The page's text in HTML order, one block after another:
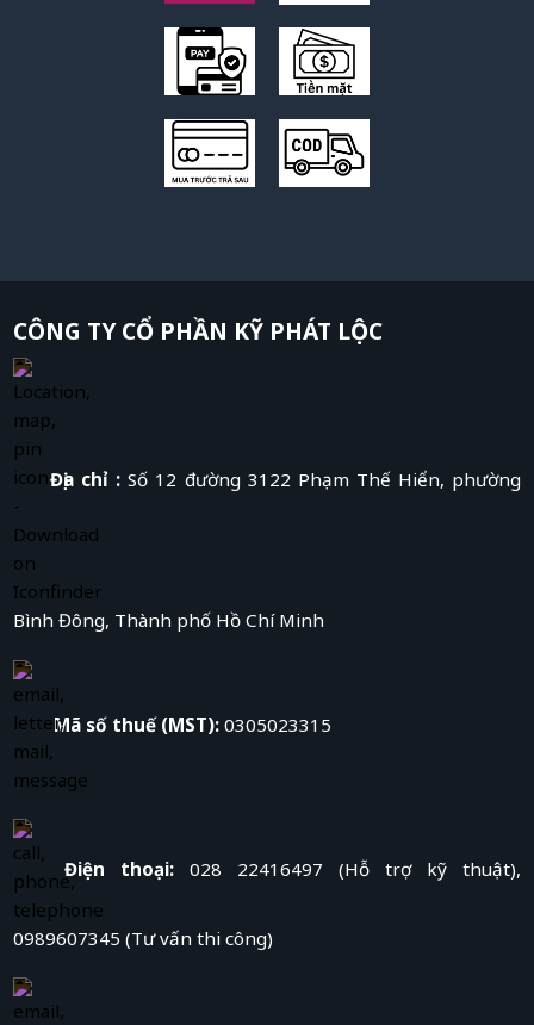
CÔNG TY CỔ PHẦN KỸ PHÁT LỘC
Địa chỉ : Số 12 đường 3122 Phạm Thế Hiển, phường
Bình Đông, Thành phố Hồ Chí Minh
Mã số thuế (MST): 0305023315
Điện thoại: 028 22416497 (Hỗ trợ kỹ thuật),
0989607345 (Tư vấn thi công)